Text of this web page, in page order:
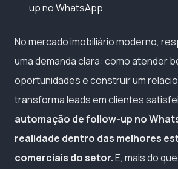
up no WhatsApp
No mercado imobiliário moderno,
uma demanda clara: como atender
oportunidades e construir um
transforma leads em clientes
automação de follow-up no
realidade dentro das melhores
comerciais do setor.E, mais do